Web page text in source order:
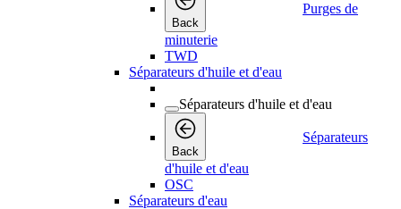
Back
Purges de
minuterie
TWD
Séparateurs d'huile et d'eau
Séparateurs d'huile et d'eau
Back
Séparateurs
d'huile et d'eau
OSC
Séparateurs d'eau